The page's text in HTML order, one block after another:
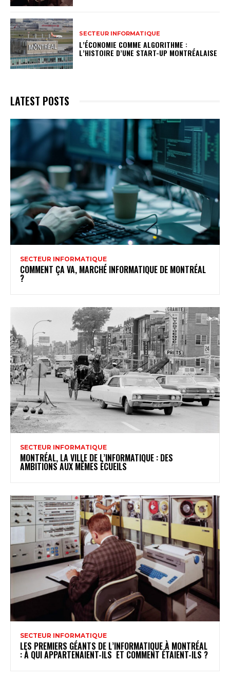
SECTEUR INFORMATIQUE
L’ÉCONOMIE COMME ALGORITHME :
L’HISTOIRE D’UNE START-UP MONTRÉALAISE
LATEST POSTS
SECTEUR INFORMATIQUE
COMMENT ÇA VA, MARCHÉ INFORMATIQUE DE MONTRÉAL
?
SECTEUR INFORMATIQUE
MONTRÉAL, LA VILLE DE L’INFORMATIQUE : DES
AMBITIONS AUX MÊMES ÉCUEILS
SECTEUR INFORMATIQUE
LES PREMIERS GÉANTS DE L’INFORMATIQUE À MONTRÉAL
: À QUI APPARTENAIENT-ILS ET COMMENT ÉTAIENT-ILS ?